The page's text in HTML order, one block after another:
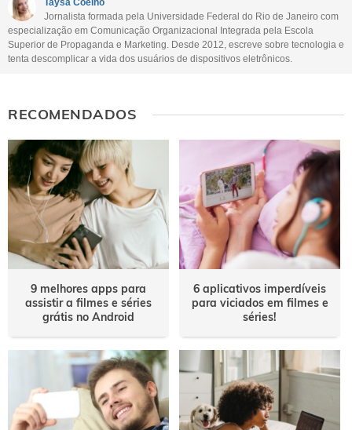
Outro
Taysa Coelho
Jornalista formada pela Universidade Federal do Rio de Janeiro com
especialização em Comunicação Organizacional Integrada pela Escola
Superior de Propaganda e Marketing. Desde 2012, escreve sobre tecnologia e
tenta descomplicar a vida dos usuários de dispositivos eletrônicos.
RECOMENDADOS
9 melhores apps para
assistir a filmes e séries
grátis no Android
6 aplicativos imperdíveis
para viciados em filmes e
séries!